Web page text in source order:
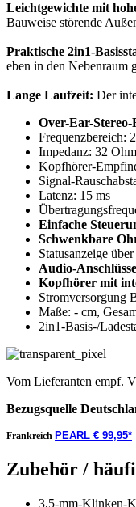
Leichtgewichte mit
Bauweise störende
Praktische 2in1-
eben in den Nebenraum
Lange Laufzeit: Der
Over-Ear-
Frequenzbereich:
Impedanz: 32 Ohm
Kopfhörer-
Signal-
Latenz: 15 ms
Einfache
Schwenkbare
Statusanzeige
Audio-Anschlüsse
Kopfhörer mit
Stromversorgung
Maße: - cm,
2in1-Basis-/
Vom Lieferanten empf.
Bezugsquelle
Frankreich PEARL € 99,95*
Zubehör /
3,5-mm-Klinken-